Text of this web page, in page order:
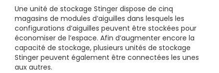
Une unité de stockage Stinger dispose de cinq
magasins de modules d’aiguilles dans lesquels les
configurations d’aiguilles peuvent être stockées pour
économiser de l’espace. Afin d’augmenter encore la
capacité de stockage, plusieurs unités de stockage
Stinger peuvent également être connectées les unes
aux autres.